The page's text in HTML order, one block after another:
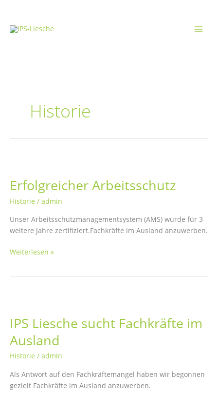
springen
Historie
Erfolgreicher Arbeitsschutz
Historie / admin
Unser Arbeitsschutzmanagementsystem (AMS) wurde für 3
weitere Jahre zertifiziert.Fachkräfte im Ausland anzuwerben.
Erfolgreicher
Weiterlesen »
IPS Liesche sucht Fachkräfte im
Ausland
Historie / admin
Als Antwort auf den Fachkräftemangel haben wir begonnen
gezielt Fachkräfte im Ausland anzuwerben.